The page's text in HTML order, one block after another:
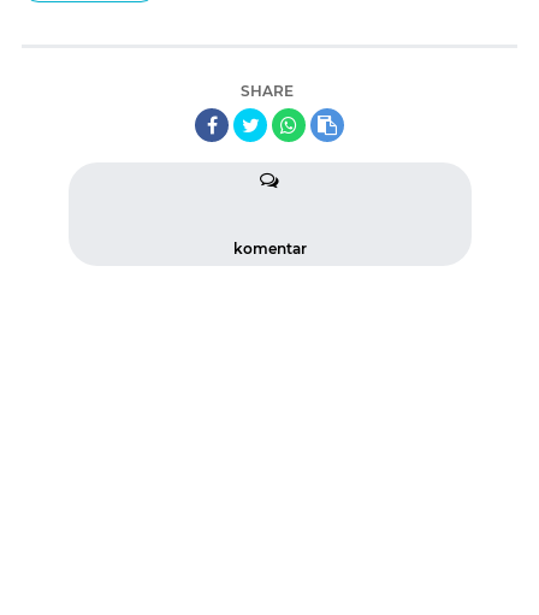
SHARE
komentar